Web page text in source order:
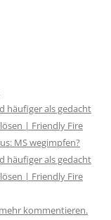
häufiger als gedacht
| Friendly Fire
MS wegimpfen?
häufiger als gedacht
| Friendly Fire
kommentieren.